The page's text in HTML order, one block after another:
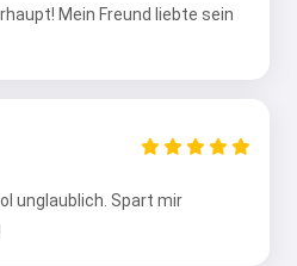
Mein Freund liebte sein
unglaublich. Spart mir